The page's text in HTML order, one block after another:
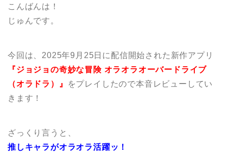
こんばんは！
じゅんです。
今回は、2025年9月25日に配信開始された新作アプリ
『ジョジョの奇妙な冒険 オラオラオーバードライブ
（オラドラ）』
をプレイしたので本音レビューしてい
きます！
ざっくり言うと、
推しキャラがオラオラ活躍ッ！